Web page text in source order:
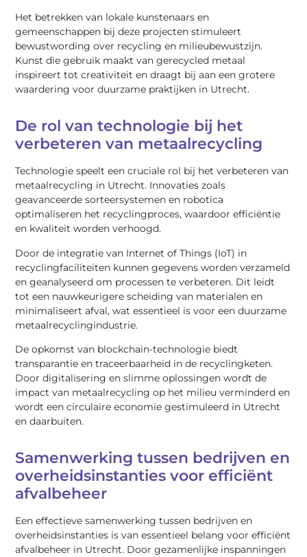
Het betrekken van lokale kunstenaars en
gemeenschappen bij deze projecten stimuleert
bewustwording over recycling en milieubewustzijn.
Kunst die gebruik maakt van gerecycled metaal
inspireert tot creativiteit en draagt bij aan een grotere
waardering voor duurzame praktijken in Utrecht.
De rol van technologie bij het
verbeteren van metaalrecycling
Technologie speelt een cruciale rol bij het verbeteren van
metaalrecycling in Utrecht. Innovaties zoals
geavanceerde sorteersystemen en robotica
optimaliseren het recyclingproces, waardoor efficiëntie
en kwaliteit worden verhoogd.
Door de integratie van Internet of Things (IoT) in
recyclingfaciliteiten kunnen gegevens worden verzameld
en geanalyseerd om processen te verbeteren. Dit leidt
tot een nauwkeurigere scheiding van materialen en
minimaliseert afval, wat essentieel is voor een duurzame
metaalrecyclingindustrie.
De opkomst van blockchain-technologie biedt
transparantie en traceerbaarheid in de recyclingketen.
Door digitalisering en slimme oplossingen wordt de
impact van metaalrecycling op het milieu verminderd en
wordt een circulaire economie gestimuleerd in Utrecht
en daarbuiten.
Samenwerking tussen bedrijven en
overheidsinstanties voor efficiënt
afvalbeheer
Een effectieve samenwerking tussen bedrijven en
overheidsinstanties is van essentieel belang voor efficiënt
afvalbeheer in Utrecht. Door gezamenlijke inspanningen